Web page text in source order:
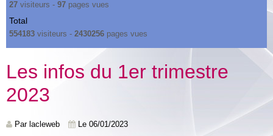
27 visiteurs - 97 pages vues
Total
554183 visiteurs - 2430256 pages vues
Les infos du 1er trimestre
2023
Par lacleweb
Le 06/01/2023